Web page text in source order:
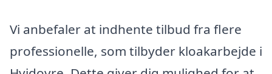
Vi anbefaler at indhente tilbud fra flere
professionelle, som tilbyder kloakarbejde i